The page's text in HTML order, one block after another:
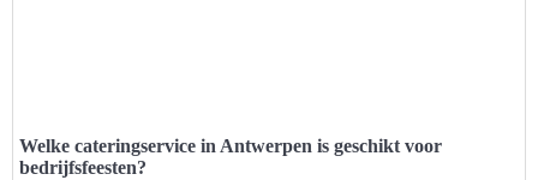
Welke cateringservice in Antwerpen is geschikt voor
bedrijfsfeesten?